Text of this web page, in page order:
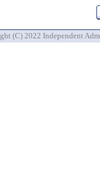
(C) 2022 Independent